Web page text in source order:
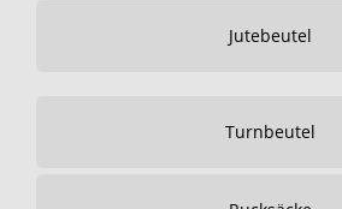
Jutebeutel
Turnbeutel